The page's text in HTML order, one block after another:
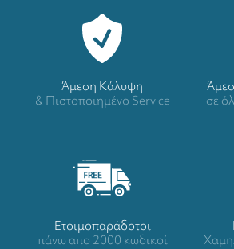
Άμεση Κάλυψη
& Πιστοποιημένο Service
σε
Ετοιμοπαράδοτοι
πάνω απο 2000 κωδικοί